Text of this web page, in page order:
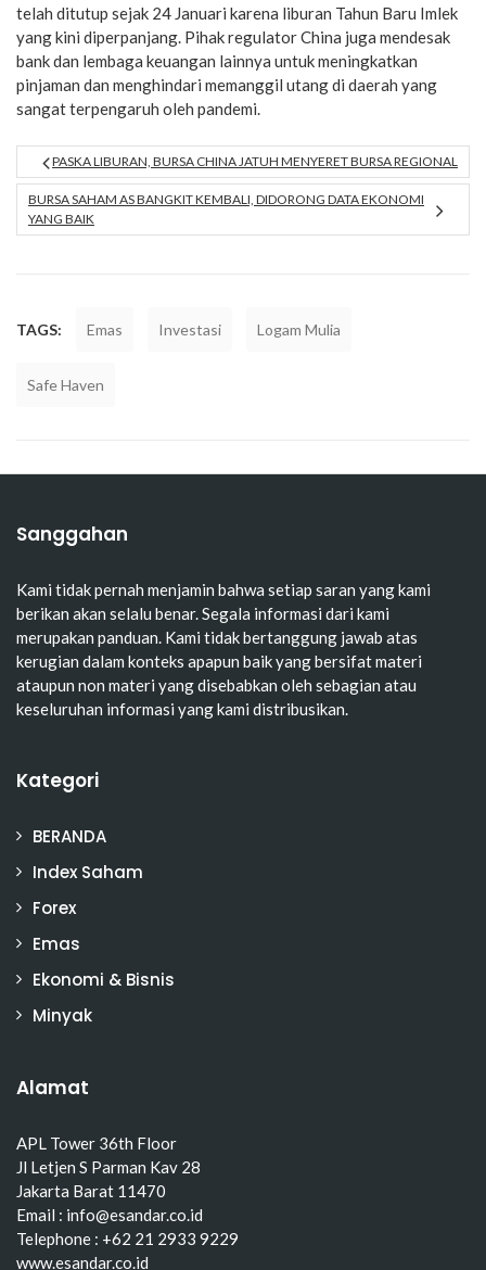
telah ditutup sejak 24 Januari karena liburan Tahun Baru Imlek
yang kini diperpanjang. Pihak regulator China juga mendesak
bank dan lembaga keuangan lainnya untuk meningkatkan
pinjaman dan menghindari memanggil utang di daerah yang
sangat terpengaruh oleh pandemi.
PASKA LIBURAN, BURSA CHINA JATUH MENYERET BURSA REGIONAL
BURSA SAHAM AS BANGKIT KEMBALI, DIDORONG DATA EKONOMI
YANG BAIK
TAGS: Emas Investasi Logam Mulia
Safe Haven
Sanggahan
Kami tidak pernah menjamin bahwa setiap saran yang kami
berikan akan selalu benar. Segala informasi dari kami
merupakan panduan. Kami tidak bertanggung jawab atas
kerugian dalam konteks apapun baik yang bersifat materi
ataupun non materi yang disebabkan oleh sebagian atau
keseluruhan informasi yang kami distribusikan.
Kategori
BERANDA
Index Saham
Forex
Emas
Ekonomi & Bisnis
Minyak
Alamat
APL Tower 36th Floor
Jl Letjen S Parman Kav 28
Jakarta Barat 11470
Email : info@esandar.co.id
Telephone : +62 21 2933 9229
www.esandar.co.id